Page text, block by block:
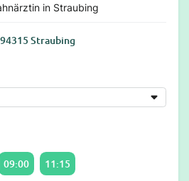
in Straubing
Straubing
09:00 11:15